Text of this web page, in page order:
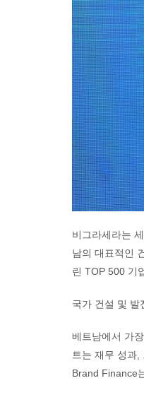
비그라세라는
남의 대표적인
린 TOP 500 기
국가 건설 및 발
베트남에서 가
트는 재무 성과,
Brand Finance